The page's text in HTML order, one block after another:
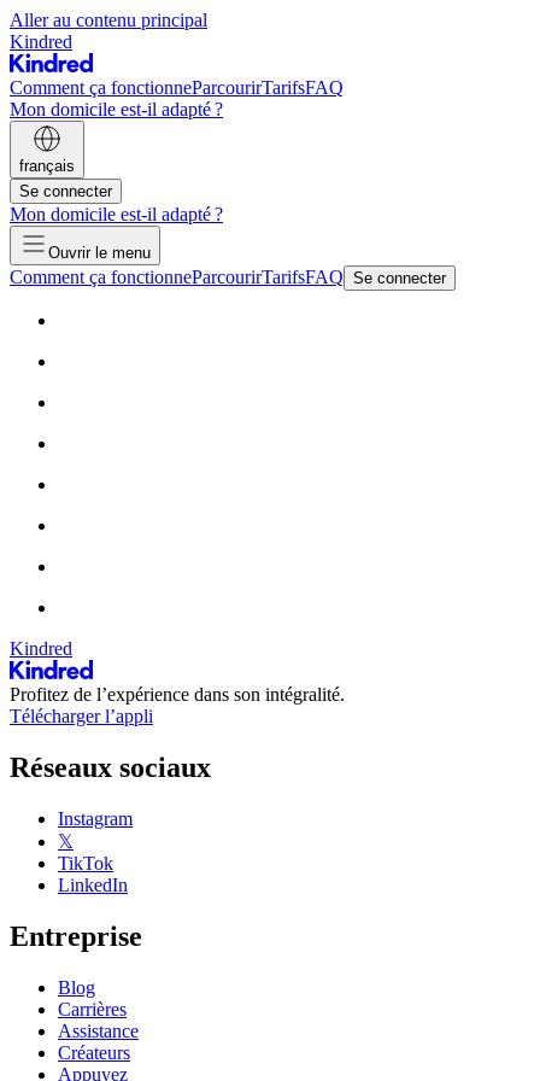
Aller au contenu principal
Kindred
Comment ça fonctionneParcourirTarifsFAQ
Mon domicile est-il adapté ?
français
Se connecter
Mon domicile est-il adapté ?
Ouvrir le menu
Comment ça fonctionneParcourirTarifsFAQ Se connecter
Kindred
Profitez de l’expérience dans son intégralité.
Télécharger l’appli
Réseaux sociaux
Instagram
𝕏
TikTok
LinkedIn
Entreprise
Blog
Carrières
Assistance
Créateurs
Appuyez